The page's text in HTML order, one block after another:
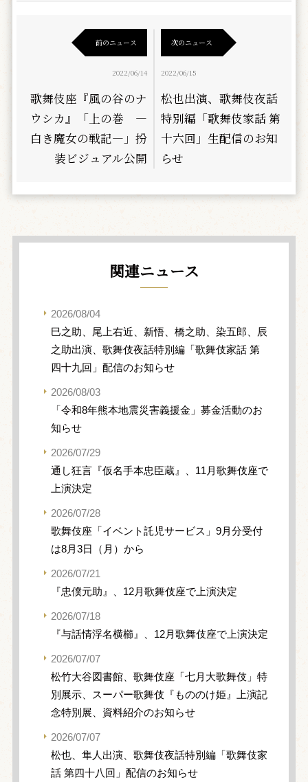
前のニュース
2022/06/14
歌舞伎座『風の谷のナ
ウシカ』「上の巻 ―
白き魔女の戦記―」扮
装ビジュアル公開
次のニュース
2022/06/15
松也出演、歌舞伎夜話
特別編「歌舞伎家話 第
十六回」生配信のお知
らせ
関連ニュース
2026/08/04
巳之助、尾上右近、新悟、橋之助、染五郎、辰
之助出演、歌舞伎夜話特別編「歌舞伎家話 第
四十九回」配信のお知らせ
2026/08/03
「令和8年熊本地震災害義援金」募金活動のお
知らせ
2026/07/29
通し狂言『仮名手本忠臣蔵』、11月歌舞伎座で
上演決定
2026/07/28
歌舞伎座「イベント託児サービス」9月分受付
は8月3日（月）から
2026/07/21
『忠僕元助』、12月歌舞伎座で上演決定
2026/07/18
『与話情浮名横櫛』、12月歌舞伎座で上演決定
2026/07/07
松竹大谷図書館、歌舞伎座「七月大歌舞伎」特
別展示、スーパー歌舞伎『もののけ姫』上演記
念特別展、資料紹介のお知らせ
2026/07/07
松也、隼人出演、歌舞伎夜話特別編「歌舞伎家
話 第四十八回」配信のお知らせ